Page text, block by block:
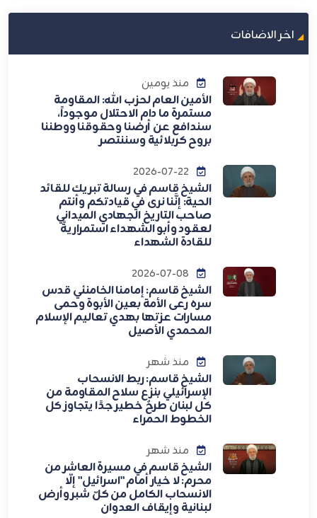
اخر الاضافات
منذ يومين
الأمين العام لحزب الله: المقاومة
مستمرة ما دام الاحتلال موجوداً،
سندافع عن أرضنا وحقوقنا ووطننا
بروح كربلائية وسننتصر
الشيخ قاسم في رسالة تبريك للقائد
الحية: إنَّنا نرى في قيادتكم وأنتم
صاحب التاريخ الجهادي الميداني
لعقود وأبو الشهداء استمراريةً
للقادة الشهداء
الشيخ قاسم: إمامنا الخامنئي قدس
سره رعى الأمة بعين الأبوة وحمى
مسارات عزتها بهدي تعاليم الإسلام
المحمدي الأصيل
منذ شهر
الشيخ قاسم: ربط الانسحاب
الإسرائيلي بنزع سلاح المقاومة من
كل لبنان طرحٌ خطير جدًا يتجاوز كل
الخطوط الحمراء
منذ شهر
الشيخ قاسم في مسيرة العاشر من
محرم: لا خيار أمام "اسرائيل" إلّا
الانسحاب الكامل من كلّ شبر وأرض
لبنانية وإيقاف العدوان